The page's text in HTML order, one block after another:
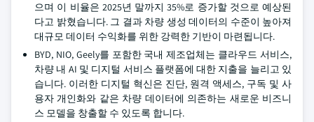
으며 이 비율은 2025년 말까지 35%로 증가할 것으로 예상된
다고 밝혔습니다. 그 결과 차량 생성 데이터의 수준이 높아져
대규모 데이터 수익화를 위한 강력한 기반이 마련됩니다.
BYD, NIO, Geely를 포함한 국내 제조업체는 클라우드 서비스,
차량 내 AI 및 디지털 서비스 플랫폼에 대한 지출을 늘리고 있
습니다. 이러한 디지털 혁신은 진단, 원격 액세스, 구독 및 사
용자 개인화와 같은 차량 데이터에 의존하는 새로운 비즈니
스 모델을 창출할 수 있도록 합니다.